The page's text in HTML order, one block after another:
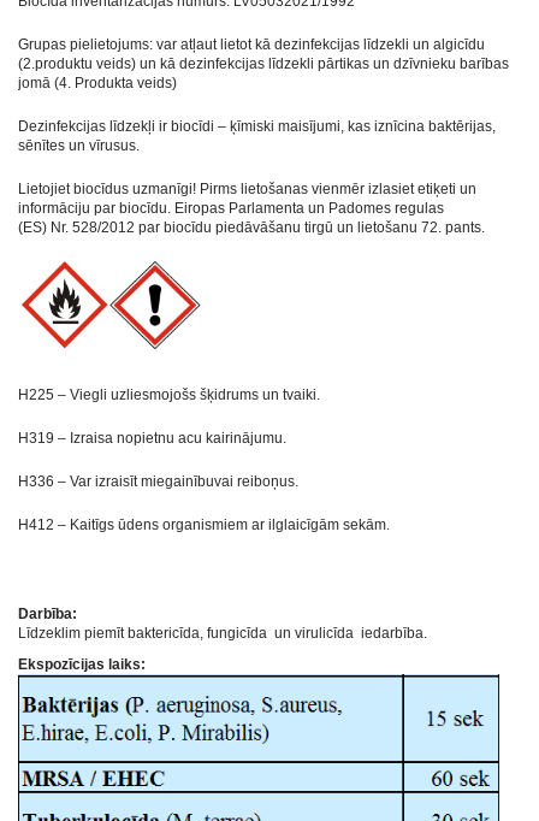
Grupas pielietojums: var atļaut lietot kā dezinfekcijas līdzekli un algicīdu
(2.produktu veids) un kā dezinfekcijas līdzekli pārtikas un dzīvnieku barības
jomā (4. Produkta veids)
Dezinfekcijas līdzekļi ir biocīdi – ķīmiski maisījumi, kas iznīcina baktērijas,
sēnītes un vīrusus.
Lietojiet biocīdus uzmanīgi! Pirms lietošanas vienmēr izlasiet etiķeti un
informāciju par biocīdu. Eiropas Parlamenta un Padomes regulas
(ES) Nr. 528/2012 par biocīdu piedāvāšanu tirgū un lietošanu 72. pants.
H225 – Viegli uzliesmojošs šķidrums un tvaiki.
H319 – Izraisa nopietnu acu kairinājumu.
H336 – Var izraisīt miegainībuvai reiboņus.
H412 – Kaitīgs ūdens organismiem ar ilglaicīgām sekām.
Darbība:
Līdzeklim piemīt baktericīda, fungicīda un virulicīda iedarbība.
Ekspozīcijas laiks: